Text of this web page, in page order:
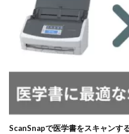
ScanSnapで医学書をスキャンす